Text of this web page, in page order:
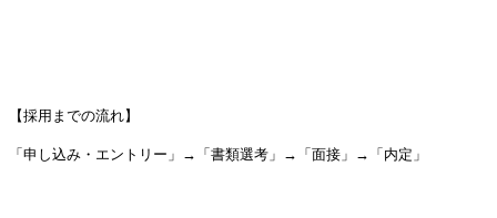
【採用までの流れ】
「申し込み・エントリー」→「書類選考」→「面接」→「内定」